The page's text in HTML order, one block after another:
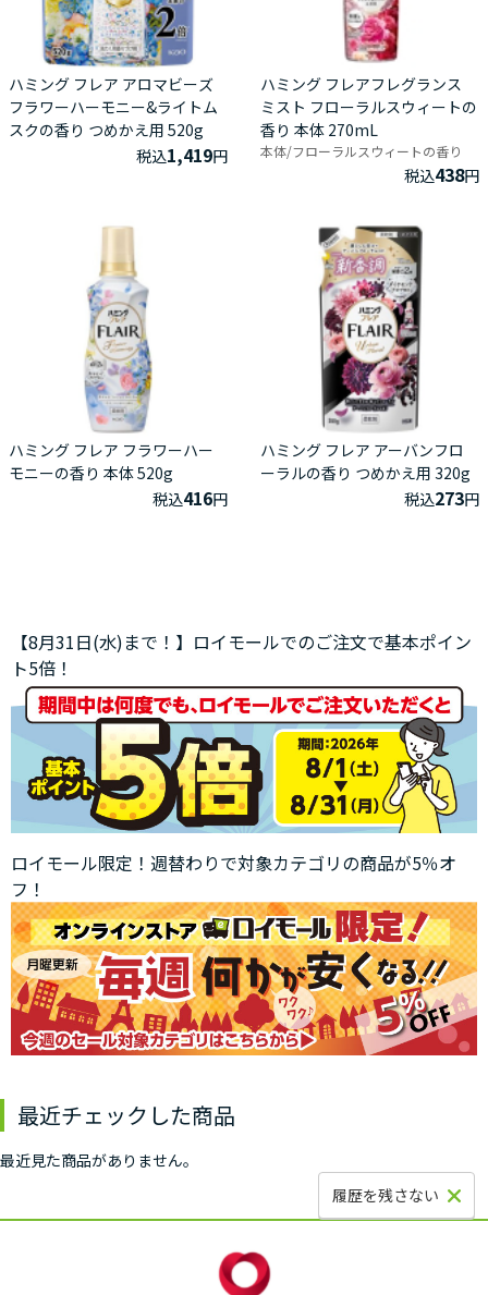
ハミング フレア アロマビーズ
フラワーハーモニー&ライトム
スクの香り つめかえ用 520g
税込1,419円
ハミング フレアフレグランス
ミスト フローラルスウィートの
香り 本体 270mL
本体/フローラルスウィートの香り
税込438円
ハミング フレア フラワーハー
モニーの香り 本体 520g
税込416円
ハミング フレア アーバンフロ
ーラルの香り つめかえ用 320g
税込273円
【8月31日(水)まで！】ロイモールでのご注文で基本ポイン
ト5倍！
ロイモール限定！週替わりで対象カテゴリの商品が5％オ
フ！
最近チェックした商品
最近見た商品がありません。
履歴を残さない